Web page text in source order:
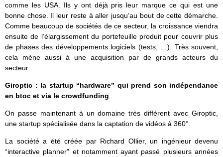
comme les USA. Ils y ont déjà pris leur marque ce qui est une
bonne chose. Il leur reste à aller jusqu’au bout de cette démarche.
Comme beaucoup de sociétés de ce secteur, la croissance viendra
ensuite de l’élargissement du portefeuille produit pour couvrir plus
de phases des développements logiciels (tests, …). Très souvent,
cela mène aussi à une acquisition par de grands acteurs du
secteur.
Giroptic : la startup “hardware” qui prend son indépendance
en btoc et via le crowdfunding
On passe maintenant à un domaine très différent avec Giroptic,
une startup spécialisée dans la captation de vidéos à 360°.
La société a été créée par Richard Ollier, un ingénieur devenu
“interactive planner” et notamment ayant passé plusieurs années